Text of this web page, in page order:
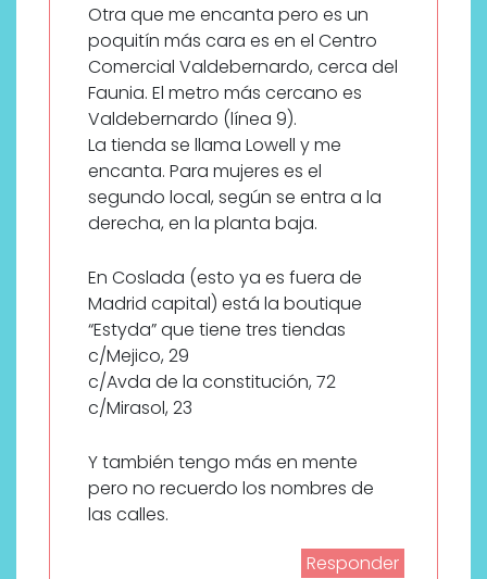
Otra que me encanta pero es un
poquitín más cara es en el Centro
Comercial Valdebernardo, cerca del
Faunia. El metro más cercano es
Valdebernardo (línea 9).
La tienda se llama Lowell y me
encanta. Para mujeres es el
segundo local, según se entra a la
derecha, en la planta baja.
En Coslada (esto ya es fuera de
Madrid capital) está la boutique
“Estyda” que tiene tres tiendas
c/Mejico, 29
c/Avda de la constitución, 72
c/Mirasol, 23
Y también tengo más en mente
pero no recuerdo los nombres de
las calles.
Responder